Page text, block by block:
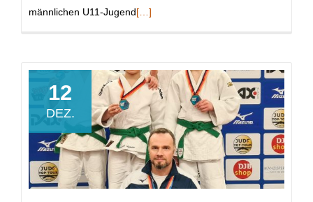
männlichen U11-JugendRead
Wettkampfstart
nach
der
Winterpause
[…]
12
DEZ.